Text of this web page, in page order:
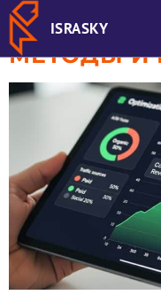
ISRASKY
САЙТА:
МЕТОДЫ И